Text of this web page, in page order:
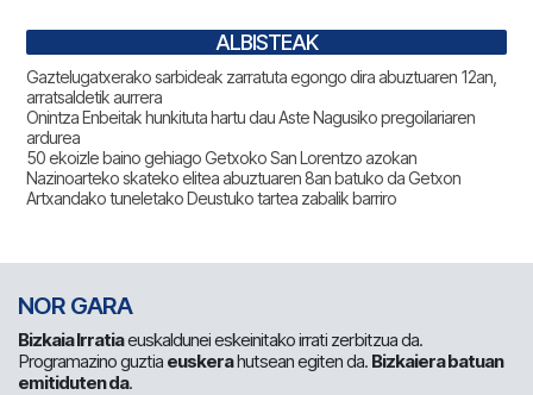
ALBISTEAK
Gaztelugatxerako sarbideak zarratuta egongo dira abuztuaren 12an,
arratsaldetik aurrera
Onintza Enbeitak hunkituta hartu dau Aste Nagusiko pregoilariaren
ardurea
50 ekoizle baino gehiago Getxoko San Lorentzo azokan
Nazinoarteko skateko elitea abuztuaren 8an batuko da Getxon
Artxandako tuneletako Deustuko tartea zabalik barriro
NOR GARA
Bizkaia Irratiaeuskaldunei eskeinitako irrati zerbitzua da.
Programazino guztia euskerahutsean egiten da. Bizkaiera batuan
emitiduten da.